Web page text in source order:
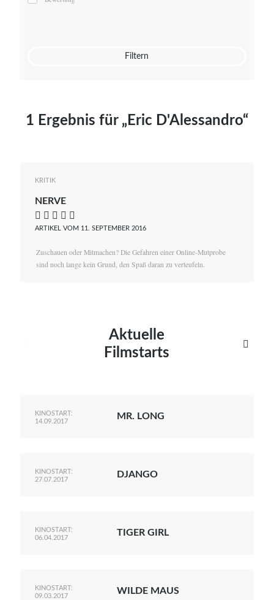
Mato von Vogelstein
Filtern
1 Ergebnis für „Eric D'Alessandro“
KRITIK
NERVE
    
ARTIKEL VOM 11. SEPTEMBER 2016
Zuschauen oder Mitmachen? Die Gefahren einer Online-Mutprobe
sind noch lange kein Grund, den Spaß daran zu verteufeln.
Aktuelle
Filmstarts

KINOSTART:
14.09.2017
MR. LONG
KINOSTART:
27.07.2017
DJANGO
KINOSTART:
06.04.2017
TIGER GIRL
KINOSTART:
09.03.2017
WILDE MAUS